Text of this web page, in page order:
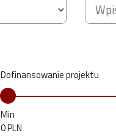
Dofinansowanie projektu
Min
0 PLN